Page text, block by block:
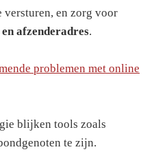
versturen, en zorg voor
afzenderadres.
problemen met online
blijken tools zoals
te zijn.